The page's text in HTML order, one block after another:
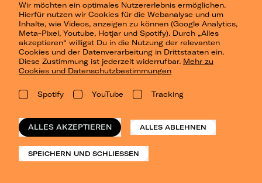
Wir möchten ein optimales Nutzererlebnis ermöglichen.
Hierfür nutzen wir Cookies für die Webanalyse und um
Inhalte, wie Videos, anzeigen zu können (Google Analytics,
Meta-Pixel, Youtube, Hotjar und Spotify). Durch „Alles
akzeptieren“ willigst Du in die Nutzung der relevanten
Cookies und der Datenverarbeitung in Drittstaaten ein.
Diese Zustimmung ist jederzeit widerrufbar. Mehr zu
Cookies und Datenschutzbestimmungen
Spotify YouTube Tracking
ALLES AKZEPTIEREN ALLES ABLEHNEN
SPEICHERN UND SCHLIESSEN
Presse
Berlin
Dresden
Leipzig
Konzertsommer Petersberg
Vergangene Shows
o_team
Datenschutz
Impressum